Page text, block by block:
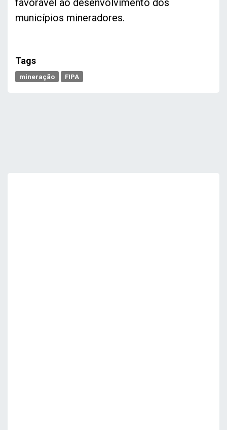
favorável ao desenvolvimento dos
municípios mineradores.
Tags
mineração FIPA